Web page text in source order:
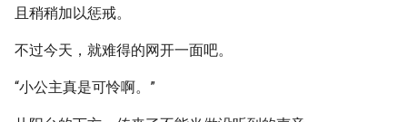
且稍稍加以惩戒。
不过今天，就难得的网开一面吧。
“小公主真是可怜啊。”